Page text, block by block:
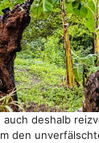
auch deshalb
den